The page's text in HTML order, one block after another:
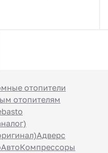
отопители
отопителям
Адверс
Компрессоры